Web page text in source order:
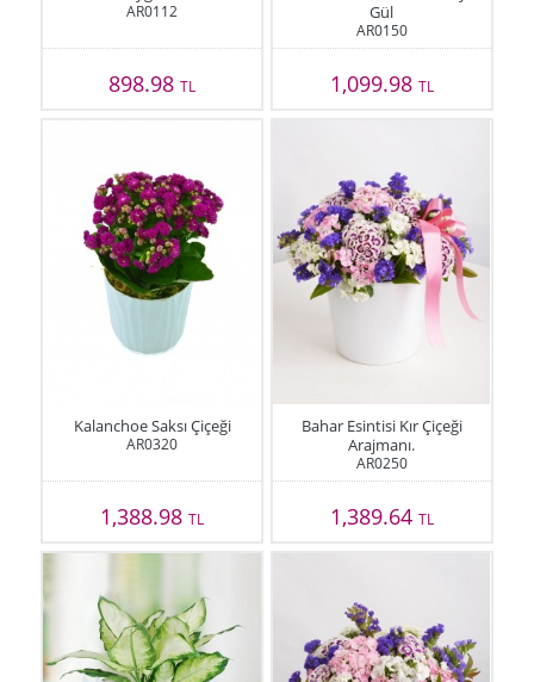
AR0112
898.98TL
Gül
AR0150
1,099.98 TL
Kalanchoe Saksı Çiçeği
AR0320
1,388.98TL
Bahar Esintisi Kır Çiçeği
Arajmanı.
AR0250
1,389.64 TL